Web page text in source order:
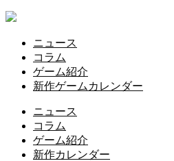
ニュース
コラム
ゲーム紹介
新作ゲームカレンダー
ニュース
コラム
ゲーム紹介
新作カレンダー